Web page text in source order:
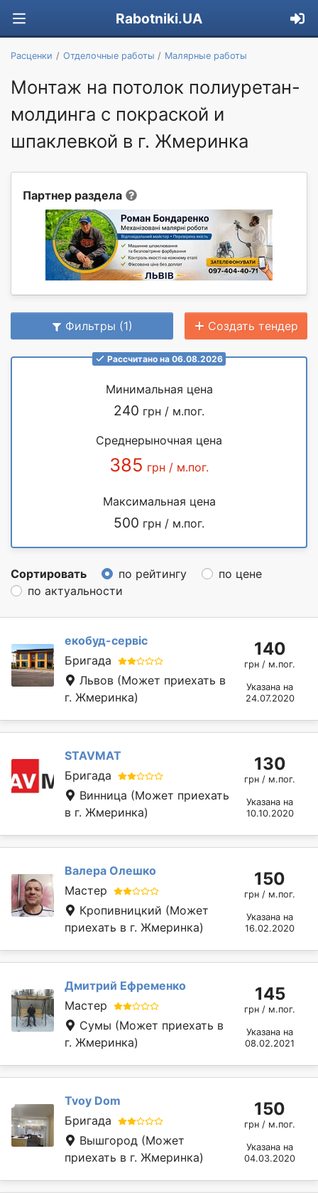
Rabotniki.UA
Расценки Отделочные работы Малярные работы
Монтаж на потолок полиуретан-
молдинга c покраской и
шпаклевкой в г. Жмеринка
Партнер раздела
Фильтры (1) Создать тендер
Рассчитано на 06.08.2026
Минимальная цена
240 грн / м.пог.
Среднерыночная цена
385 грн / м.пог.
Максимальная цена
500 грн / м.пог.
Сортировать по рейтингу
по цене
по актуальности
екобуд-сервіс
Бригада
Львов (Может приехать в
г. Жмеринка)
140
грн / м.пог.
Указана на
24.07.2020
STAVMAT
Бригада
Винница (Может приехать
в г. Жмеринка)
130
грн / м.пог.
Указана на
10.10.2020
Валера Олешко
Мастер
Кропивницкий (Может
приехать в г. Жмеринка)
150
грн / м.пог.
Указана на
16.02.2020
Дмитрий Ефременко
Мастер
Сумы (Может приехать в
г. Жмеринка)
145
грн / м.пог.
Указана на
08.02.2021
Tvoy Dom
Бригада
Вышгород (Может
приехать в г. Жмеринка)
150
грн / м.пог.
Указана на
04.03.2020